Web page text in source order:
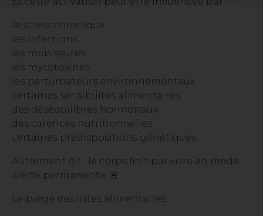
le stress chronique
les infections
les moisissures
les mycotoxines
les perturbateurs environnementaux
certaines sensibilités alimentaires
des déséquilibres hormonaux
des carences nutritionnelles
certaines prédispositions génétiques
Autrement dit : le corps finit par vivre en mode
alerte permanente. 🚨
Le piège des listes alimentaires